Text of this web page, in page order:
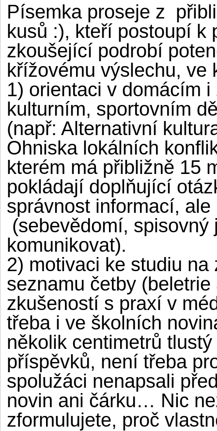
Písemka proseje z
kusů :), kteří postoupí k
zkoušející podrobí
křížovému výslechu, ve
1) orientaci v domácím
kulturním, sportovním
(např: Alternativní
Ohniska lokálních
kterém má přibližně 15
pokládají doplňující
správnost informací,
(sebevědomí, spisovný
komunikovat).
2) motivaci ke studiu
seznamu četby
zkušeností s praxí v
třeba i ve školních
několik centimetrů
příspěvků, není třeba
spolužáci nenapsali
novin ani čárku… Nic
zformulujete, proč